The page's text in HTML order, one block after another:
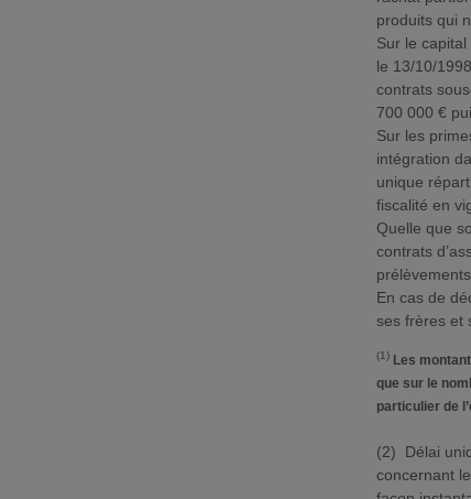
produits qui
Sur le
le 13/10/
contrats
700 000 €
Sur les
intégration
unique
fiscalité en
Quelle que
contrats
En cas de
ses frères et
(1) Les
que sur le
particulier de
(2) Délai
concernant